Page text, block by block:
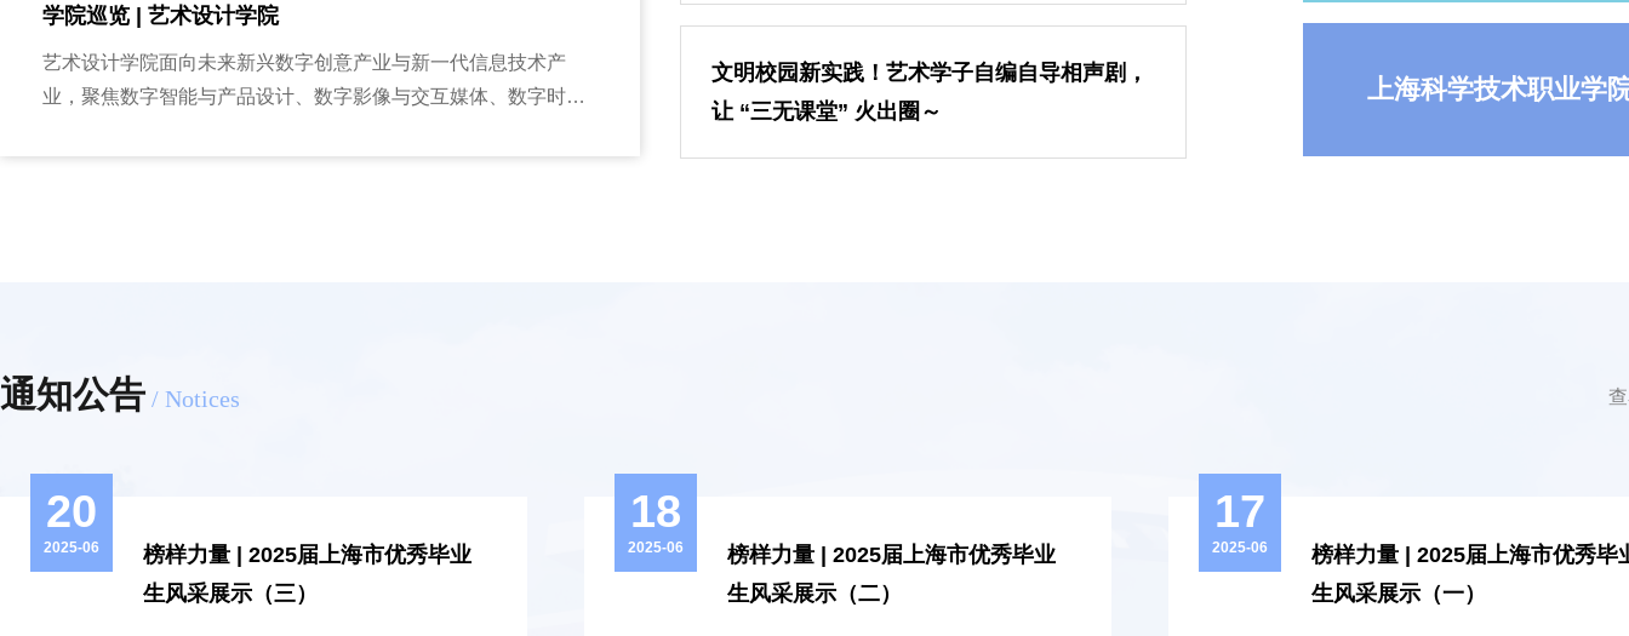
学院巡览 | 艺术设计学院
艺术设计学院面向未来新兴数字创意产业与新一代信息技术产
业，聚焦数字智能与产品设计、数字影像与交互媒体、数字时尚
合实验室、数字媒体智能创新实验室和“智绘艺梦”海派文创工作
站、虚拟仿真、虚幻引擎、智能3D打印、数字演播等先进的教学
实训设备，与多家知名企事业单位开展深度校企合作。学生获奖
百余项，在就业创业、专升本深造上，屡创佳绩。艺术设计学院
学子们天地辽阔，大有可为！数字媒体艺术设计专业 |以数为笔绘
万象，以创为帆赴远方（艺术类专业）专业特色：本专业致力于
文明校园新实践！艺术学子自编自导相声剧，
让 “三无课堂” 火出圈～
上海科学技术职业学
通知公告
20
2025-06
榜样力量 | 2025届上海市优秀毕业
生风采展示（三）
18
2025-06
榜样力量 | 2025届上海市优秀毕业
生风采展示（二）
17
2025-06
榜样力量 | 2025届上海市优秀毕
生风采展示（一）